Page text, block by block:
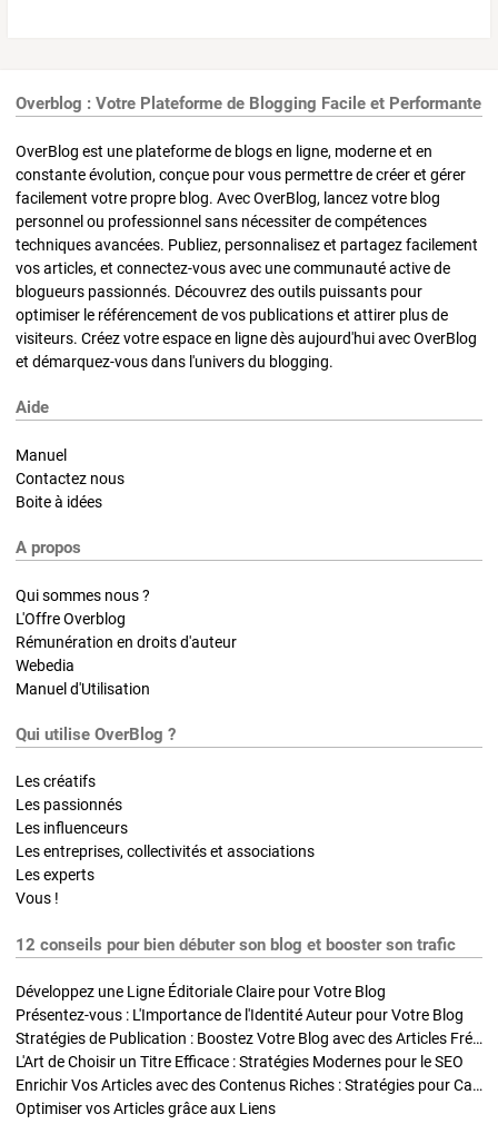
Overblog : Votre Plateforme de Blogging Facile et Performante
OverBlog est une plateforme de blogs en ligne, moderne et en
constante évolution, conçue pour vous permettre de créer et gérer
facilement votre propre blog. Avec OverBlog, lancez votre blog
personnel ou professionnel sans nécessiter de compétences
techniques avancées. Publiez, personnalisez et partagez facilement
vos articles, et connectez-vous avec une communauté active de
blogueurs passionnés. Découvrez des outils puissants pour
optimiser le référencement de vos publications et attirer plus de
visiteurs. Créez votre espace en ligne dès aujourd'hui avec OverBlog
et démarquez-vous dans l'univers du blogging.
Aide
Manuel
Contactez nous
Boite à idées
A propos
Qui sommes nous ?
L'Offre Overblog
Rémunération en droits d'auteur
Webedia
Manuel d'Utilisation
Qui utilise OverBlog ?
Les créatifs
Les passionnés
Les influenceurs
Les entreprises, collectivités et associations
Les experts
Vous !
12 conseils pour bien débuter son blog et booster son trafic
Développez une Ligne Éditoriale Claire pour Votre Blog
Présentez-vous : L'Importance de l'Identité Auteur pour Votre Blog
Stratégies de Publication : Boostez Votre Blog avec des Articles Fréquents et Exclusifs
L'Art de Choisir un Titre Efficace : Stratégies Modernes pour le SEO
Enrichir Vos Articles avec des Contenus Riches : Stratégies pour Captiver et Optimiser
Optimiser vos Articles grâce aux Liens